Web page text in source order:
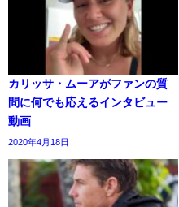
カリッサ・ムーアがファンの質
問に何でも応えるインタビュー
動画
2020年4月18日